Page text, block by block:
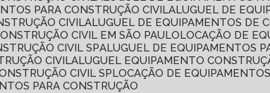
PARA CONSTRUÇÃO CIVIL ALUGUEL DE
CIVIL ALUGUEL DE EQUIPAMENTOS DE
CIVIL EM SÃO PAULO LOCAÇÃO DE
CIVIL SP ALUGUEL DE EQUIPAMENTOS
CIVIL ALUGUEL EQUIPAMENTO
CIVIL SP LOCAÇÃO DE
PARA CONSTRUÇÃO